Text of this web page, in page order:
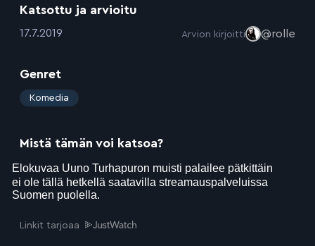
Katsottu ja arvioitu
:17.7.2019 Arvion kirjoitti @rolle
Genret
: Komedia
Mistä tämän voi katsoa?
Linkit tarjoaa